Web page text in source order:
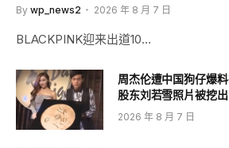
By wp_news2 2026 年 8 月 7 日
BLACKPINK迎来出道10…
周杰伦遭中国狗仔爆
股东刘若雪照片被挖出
2026 年 8 月 7 日